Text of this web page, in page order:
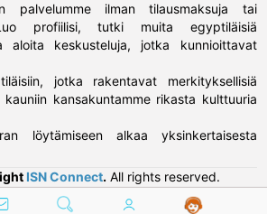
palvelumme ilman tilausmaksuja tai
profiilisi, tutki muita egyptiläisiä
aloita keskusteluja, jotka kunnioittavat
jotka rakentavat merkityksellisiä
kauniin kansakuntamme rikasta kulttuuria
löytämiseen alkaa yksinkertaisesta
ISN Connect. All rights reserved.